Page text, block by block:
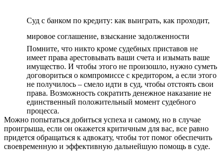
Суд с банком по кредиту: как выиграть, как проходит,
мировое соглашение, взыскание задолженности
Помните, что никто кроме судебных приставов не
имеет права арестовывать ваши счета и изымать ваше
имущество. И чтобы этого не произошло, нужно суметь
договориться о компромиссе с кредитором, а если этого
не получилось – смело идти в суд, чтобы отстоять свои
права. Возможность сократить денежное наказание не
единственный положительный момент судебного
процесса.
Можно попытаться добиться успеха и самому, но в случае
проигрыша, если он окажется критичным для вас, все равно
придется обращаться к адвокату, чтобы тот помог обеспечить
своевременную и эффективную дальнейшую помощь в суде.